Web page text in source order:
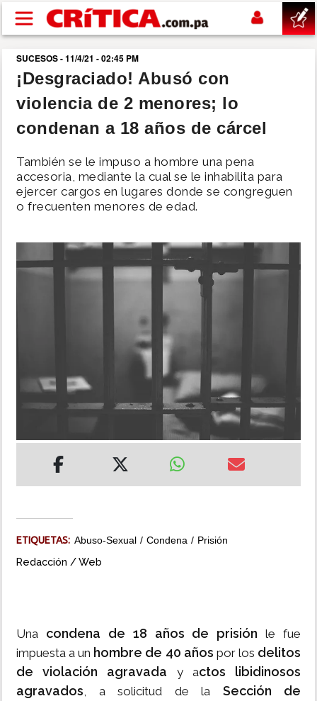
Pasar al contenido principal
buscar
SUCESOS
POLÍTICA
DEPORTES
MULTIMEDIA
SUCESOS - 11/4/21 - 02:45 PM
¡Desgraciado! Abusó con
violencia de 2 menores; lo
condenan a 18 años de cárcel
También se le impuso a hombre una pena
accesoria, mediante la cual se le inhabilita para
ejercer cargos en lugares donde se congreguen
o frecuenten menores de edad.
ETIQUETAS: Abuso-Sexual Condena Prisión
Redacción / Web
Una condena de 18 años de prisión le fue
impuesta a un hombre de 40 años por los delitos
de violación agravada y actos libidinosos
agravados, a solicitud de la Sección de